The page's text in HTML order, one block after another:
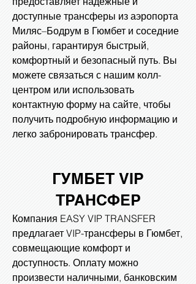
доступные трансферы из аэропорта
Миляс–Бодрум в Гюмбет и соседние
районы, гарантируя быстрый,
комфортный и безопасный путь. Вы
можете связаться с нашим колл-
центром или использовать
контактную форму на сайте, чтобы
получить подробную информацию и
легко забронировать трансфер.
ГУМБЕТ VIP
ТРАНСФЕР
Компания EASY VIP TRANSFER
предлагает VIP-трансферы в Гюмбет,
совмещающие комфорт и
доступность. Оплату можно
произвести наличными, банковским